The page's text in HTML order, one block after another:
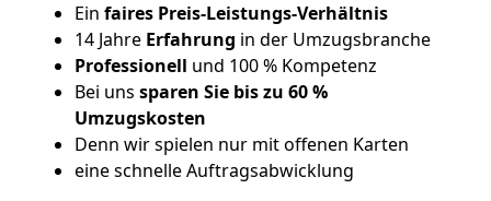
Ein faires Preis-Leistungs-Verhältnis
14 Jahre Erfahrung in der Umzugsbranche
Professionell und 100 % Kompetenz
Bei uns sparen Sie bis zu 60 %
Umzugskosten
Denn wir spielen nur mit offenen Karten
eine schnelle Auftragsabwicklung